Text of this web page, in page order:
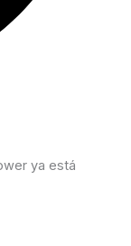
ya está